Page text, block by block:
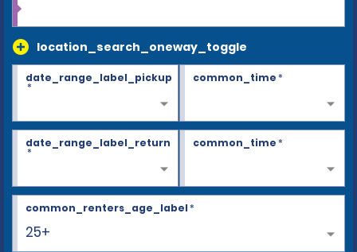
location_search_oneway_toggle
date_range_label_pickup
*
common_time*
date_range_label_return
*
common_time*
25+
common_renters_age_label*